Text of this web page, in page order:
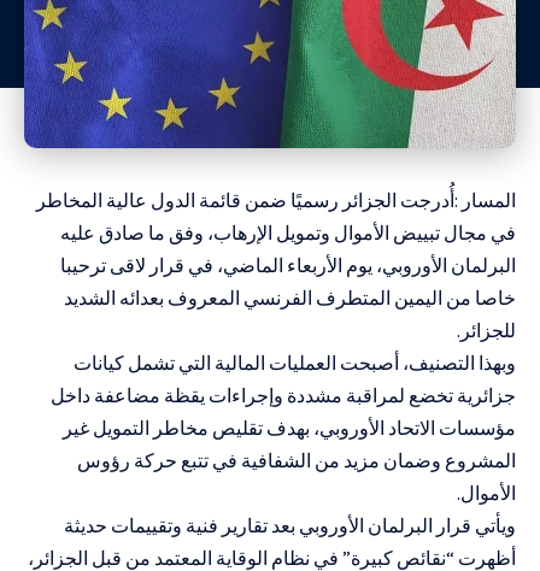
المسار :أُدرجت الجزائر رسميًا ضمن قائمة الدول عالية المخاطر
في مجال تبييض الأموال وتمويل الإرهاب، وفق ما صادق عليه
البرلمان الأوروبي، يوم الأربعاء الماضي، في قرار لاقى ترحيبا
خاصا من اليمين المتطرف الفرنسي المعروف بعدائه الشديد
للجزائر.
وبهذا التصنيف، أصبحت العمليات المالية التي تشمل كيانات
جزائرية تخضع لمراقبة مشددة وإجراءات يقظة مضاعفة داخل
مؤسسات الاتحاد الأوروبي، بهدف تقليص مخاطر التمويل غير
المشروع وضمان مزيد من الشفافية في تتبع حركة رؤوس
الأموال.
ويأتي قرار البرلمان الأوروبي بعد تقارير فنية وتقييمات حديثة
أظهرت “نقائص كبيرة” في نظام الوقاية المعتمد من قبل الجزائر،